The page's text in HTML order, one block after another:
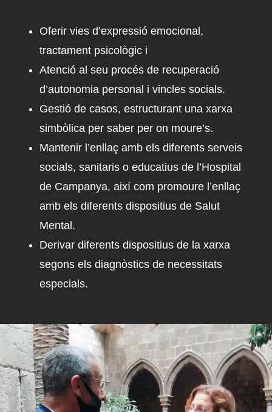
Oferir vies d’expressió emocional,
tractament psicològic i
Atenció al seu procés de recuperació
d’autonomia personal i vincles socials.
Gestió de casos, estructurant una xarxa
simbòlica per saber per on moure’s.
Mantenir l’enllaç amb els diferents serveis
socials, sanitaris o educatius de l’Hospital
de Campanya, així com promoure l’enllaç
amb els diferents dispositius de Salut
Mental.
Derivar diferents dispositius de la xarxa
segons els diagnòstics de necessitats
especials.